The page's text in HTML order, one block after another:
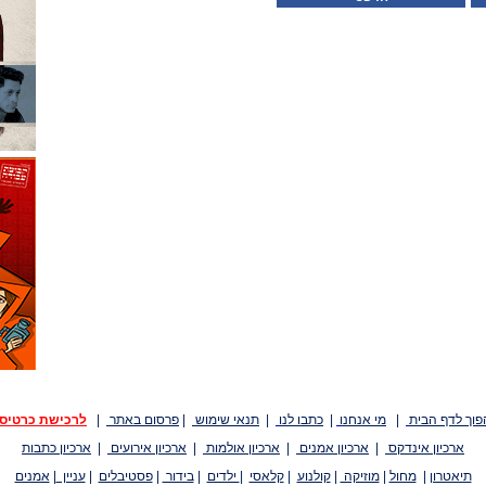
לדף הבית מי אנחנו כתבו לנו תנאי שימוש פרסום באתר
לרכישת
ארכיון אינדקס
ארכיון אמנים ארכיון אולמות ארכיון אירועים
ארכיון כתבות
תיאטרון
|מחול |מוזיקה |קולנוע |קלאסי ילדים |בידור |פסטיבלים |עניין |אמנים